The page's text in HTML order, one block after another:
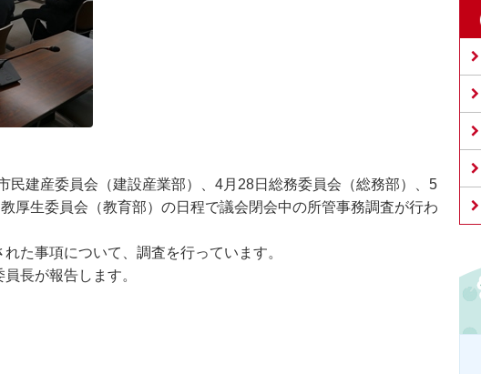
建産委員会（建設産業部）、4月28日総務委員会（総務部）、5
厚生委員会（教育部）の日程で議会閉会中の所管事務調査が行わ
た事項について、調査を行っています。
長が報告します。